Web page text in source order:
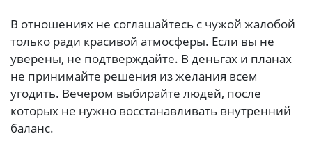
В отношениях не соглашайтесь с чужой жалобой
только ради красивой атмосферы. Если вы не
уверены, не подтверждайте. В деньгах и планах
не принимайте решения из желания всем
угодить. Вечером выбирайте людей, после
которых не нужно восстанавливать внутренний
баланс.